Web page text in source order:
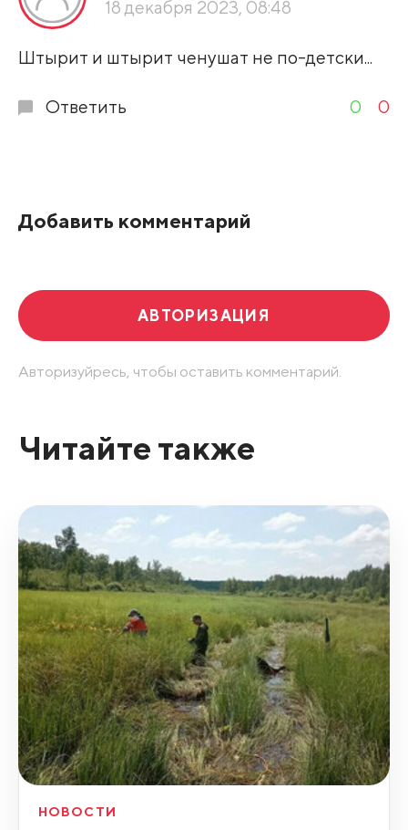
18 декабря 2023, 08:48
Штырит и штырит ченушат не по-детски...
Ответить 0 0
Добавить комментарий
АВТОРИЗАЦИЯ
Авторизуйресь, чтобы оставить комментарий.
Читайте также
НОВОСТИ